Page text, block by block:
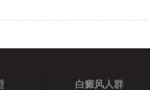
白癜风人群